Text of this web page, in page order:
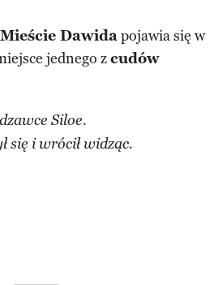
Dawidapojawia się w
jednego zcudów
Siloe.
się i wrócił widząc.